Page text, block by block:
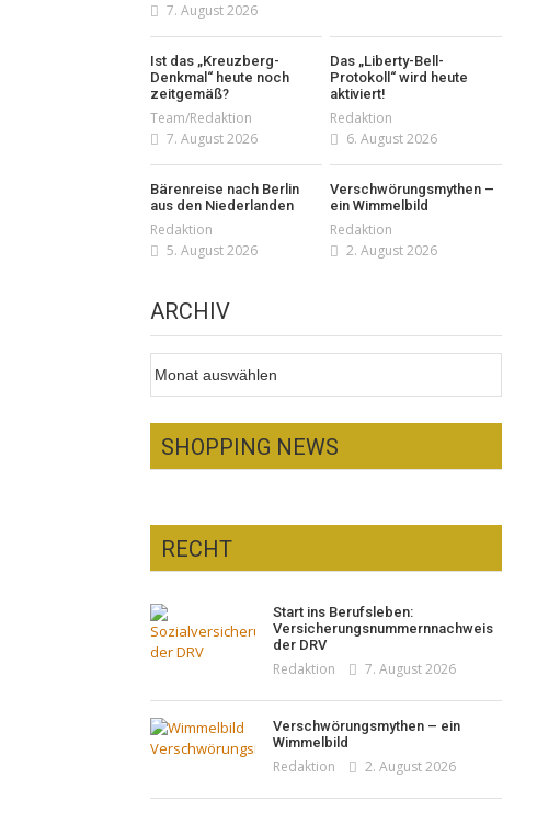
7. August 2026
Ist das „Kreuzberg-
Denkmal“ heute noch
zeitgemäß?
Team/Redaktion
7. August 2026
Das „Liberty-Bell-
Protokoll“ wird heute
aktiviert!
Redaktion
6. August 2026
Bärenreise nach Berlin
aus den Niederlanden
Redaktion
5. August 2026
Verschwörungsmythen –
ein Wimmelbild
Redaktion
2. August 2026
ARCHIV
SHOPPING NEWS
Optiker – fit für die
Redaktion 23. Juli 2026
Sale und neuer Kollektion
Redaktion 19. Juli 2026
Woher kommt der Honig? – Neue
EU-Regeln gelten 14. Juni
RECHT
Start ins Berufsleben:
Versicherungsnummernnachweis
der DRV
Redaktion 7. August 2026
Verschwörungsmythen – ein
Wimmelbild
Redaktion 2. August 2026